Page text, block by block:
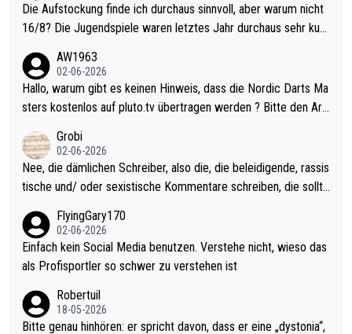
Die Aufstockung finde ich durchaus sinnvoll, aber warum nicht
16/8? Die Jugendspiele waren letztes Jahr durchaus sehr kurz
Allerdings ist Mitchell Lawrie als Nummer 1 der Welt eh qualifi
ziert. Somit ändert die automatische Qualifikation des Weltmei
sters erstmal nichts. Ich denke sie wollen damit für nächstes J
ohl wenig WDF Turniere spielen. Dies war bei Archie Self letzt
es Jahr der Fall. Er musste als amtierender Weltmeister durch
den Qualifier und ich glaube kaum, dass Mitchel sich das (in Ve
gas) antun würde, wenn er doch eigentlich die PDC-WM als Zi
el hat.
AW1963
02-06-2026
Hallo, warum gibt es keinen Hinweis, dass die Nordic Darts Ma
sters kostenlos auf pluto.tv übertragen werden ? Bitte den Arti
Grobi
02-06-2026
Nee, die dämlichen Schreiber, also die, die beleidigende, rassis
tische und/ oder sexistische Kommentare schreiben, die sollte
s Leben in den Griff kriegen. Nur eins wundert mich: Luke Little
r war doch neulich erst derjenige, der über Social Media GvV p
rovoziert hat. Und Littlers Mutter schießt öfters mal gegen Ric
FlyingGary170
02-06-2026
Einfach kein Social Media benutzen. Verstehe nicht, wieso das
als Profisportler so schwer zu verstehen ist
Robertuil
18-05-2026
Bitte genau hinhören: er spricht davon, dass er eine „dystonia“,